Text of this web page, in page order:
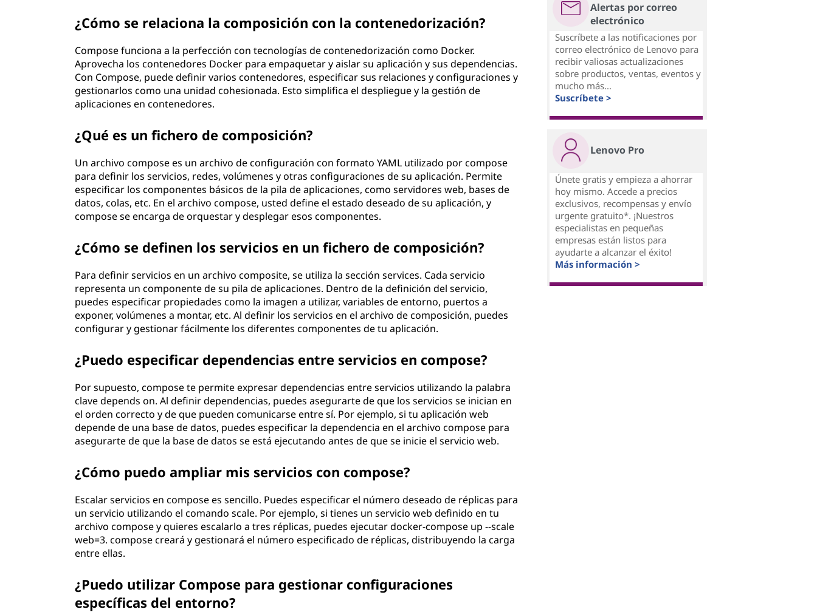
¿Cómo se relaciona la composición con la contenedorización?
Compose funciona a la perfección con tecnologías de contenedorización como Docker.
Aprovecha los contenedores Docker para empaquetar y aislar su aplicación y sus dependencias.
Con Compose, puede definir varios contenedores, especificar sus relaciones y configuraciones y
gestionarlos como una unidad cohesionada. Esto simplifica el despliegue y la gestión de
aplicaciones en contenedores.
¿Qué es un fichero de composición?
Un archivo compose es un archivo de configuración con formato YAML utilizado por compose
para definir los servicios, redes, volúmenes y otras configuraciones de su aplicación. Permite
especificar los componentes básicos de la pila de aplicaciones, como servidores web, bases de
datos, colas, etc. En el archivo compose, usted define el estado deseado de su aplicación, y
compose se encarga de orquestar y desplegar esos componentes.
¿Cómo se definen los servicios en un fichero de composición?
Para definir servicios en un archivo composite, se utiliza la sección services. Cada servicio
representa un componente de su pila de aplicaciones. Dentro de la definición del servicio,
puedes especificar propiedades como la imagen a utilizar, variables de entorno, puertos a
exponer, volúmenes a montar, etc. Al definir los servicios en el archivo de composición, puedes
configurar y gestionar fácilmente los diferentes componentes de tu aplicación.
¿Puedo especificar dependencias entre servicios en compose?
Por supuesto, compose te permite expresar dependencias entre servicios utilizando la palabra
clave depends on. Al definir dependencias, puedes asegurarte de que los servicios se inician en
el orden correcto y de que pueden comunicarse entre sí. Por ejemplo, si tu aplicación web
depende de una base de datos, puedes especificar la dependencia en el archivo compose para
asegurarte de que la base de datos se está ejecutando antes de que se inicie el servicio web.
¿Cómo puedo ampliar mis servicios con compose?
Escalar servicios en compose es sencillo. Puedes especificar el número deseado de réplicas para
un servicio utilizando el comando scale. Por ejemplo, si tienes un servicio web definido en tu
archivo compose y quieres escalarlo a tres réplicas, puedes ejecutar docker-compose up --scale
web=3. compose creará y gestionará el número especificado de réplicas, distribuyendo la carga
entre ellas.
¿Puedo utilizar Compose para gestionar configuraciones
específicas del entorno?
Alertas por correo
electrónico
Suscríbete a las notificaciones por
correo electrónico de Lenovo para
recibir valiosas actualizaciones
sobre productos, ventas, eventos y
mucho más...
Suscríbete >
Lenovo Pro
Únete gratis y empieza a ahorrar
hoy mismo. Accede a precios
exclusivos, recompensas y envío
urgente gratuito*. ¡Nuestros
especialistas en pequeñas
empresas están listos para
ayudarte a alcanzar el éxito!
Más información >